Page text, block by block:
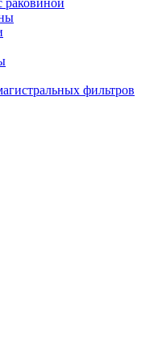
раковиной
фильтров